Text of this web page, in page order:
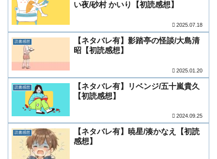
い夜/砂村 かいり【初読感想】
2025.07.18
読書感想
【ネタバレ有】影踏亭の怪談/大島清
昭【初読感想】
2025.01.20
読書感想
【ネタバレ有】リベンジ/五十嵐貴久
【初読感想】
2024.09.25
読書感想
【ネタバレ有】暁星/湊かなえ【初読
感想】